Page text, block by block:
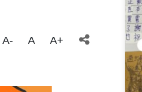
A- A A+